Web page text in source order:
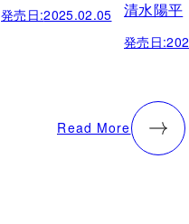
発売日:2025.02.05 清水陽平
発売日:
Read More